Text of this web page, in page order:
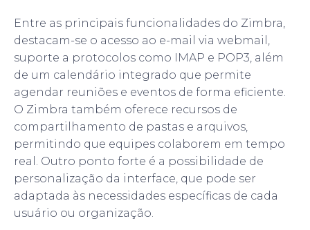
Entre as principais funcionalidades do Zimbra,
destacam-se o acesso ao e-mail via webmail,
suporte a protocolos como IMAP e POP3, além
de um calendário integrado que permite
agendar reuniões e eventos de forma eficiente.
O Zimbra também oferece recursos de
compartilhamento de pastas e arquivos,
permitindo que equipes colaborem em tempo
real. Outro ponto forte é a possibilidade de
personalização da interface, que pode ser
adaptada às necessidades específicas de cada
usuário ou organização.